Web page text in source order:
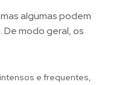
algumas podem
De modo geral, os
e frequentes,